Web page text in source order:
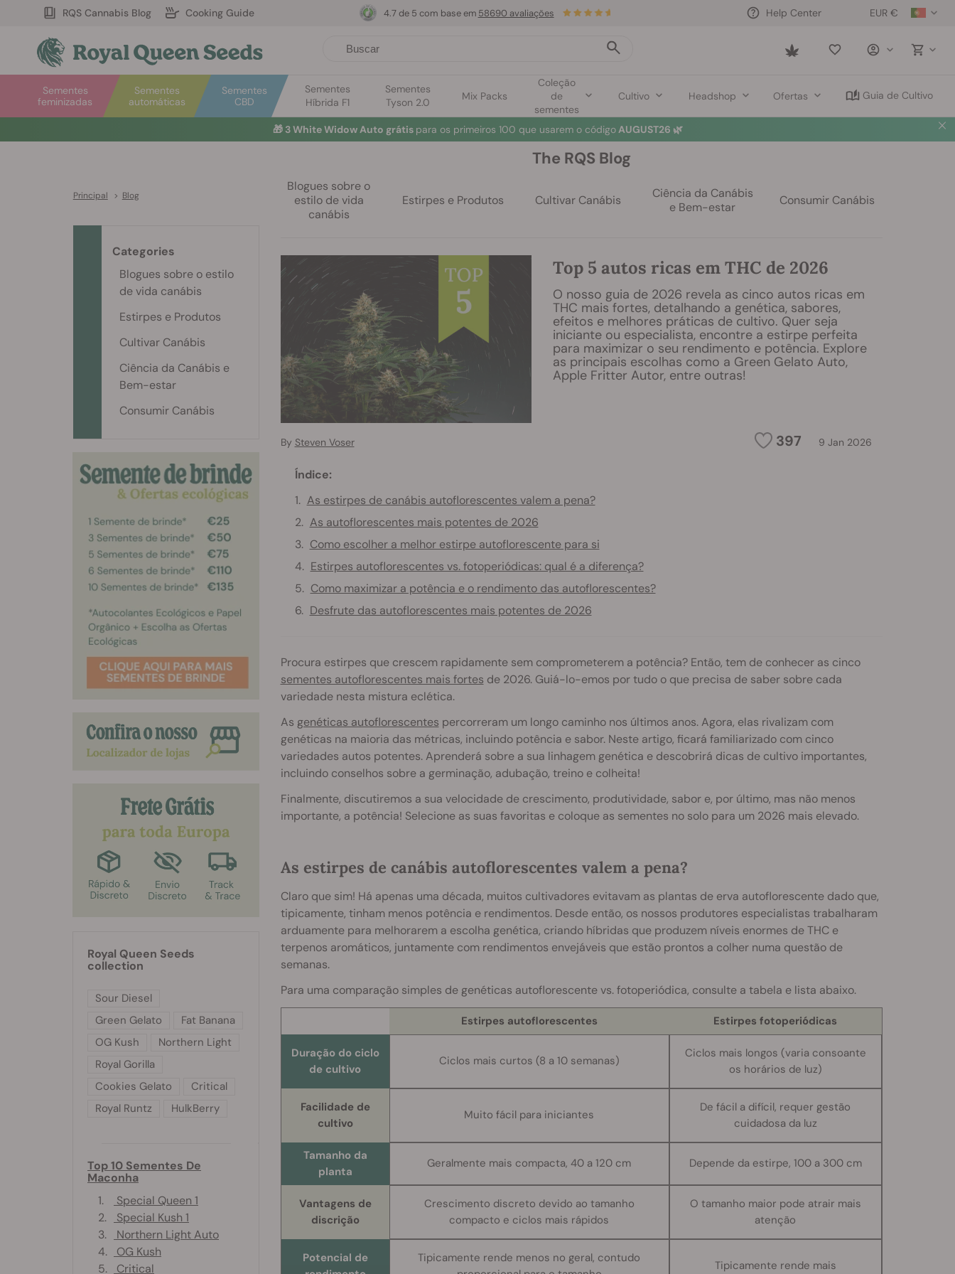
RQS Cannabis Blog Cooking Guide EUR €
Help Center
Saved
Sementes
automáticas
Sementes
feminizadas
Sementes
CBD
Sementes
Híbrida F1
Sementes
Tyson 2.0
Mix Packs
Coleção
de
sementes
Cultivo Headshop Ofertas Guia de Cultivo
4.7 de 5 com base em 58690 avaliações
🎁 3 White Widow Auto grátis para os primeiros 100 que usarem o códigoAUGUST26 🌿
Principal > Blog
The RQS Blog
Blogues sobre o
estilo de vida
canábis
Estirpes e Produtos Cultivar Canábis
Ciência da Canábis
e Bem-estar
Consumir Canábis
Top 5 autos ricas em THC de 2026
O nosso guia de 2026 revela as cinco autos ricas em
THC mais fortes, detalhando a genética, sabores,
efeitos e melhores práticas de cultivo. Quer seja
iniciante ou especialista, encontre a estirpe perfeita
para maximizar o seu rendimento e potência. Explore
as principais escolhas como a Green Gelato Auto,
Apple Fritter Autor, entre outras!
397 9 Jan 2026
By Steven Voser
Índice:
As estirpes de canábis autoflorescentes valem a pena?
As autoflorescentes mais potentes de 2026
Como escolher a melhor estirpe autoflorescente para si
Estirpes autoflorescentes vs. fotoperiódicas: qual é a diferença?
Como maximizar a potência e o rendimento das autoflorescentes?
Desfrute das autoflorescentes mais potentes de 2026
Procura estirpes que crescem rapidamente sem comprometerem a potência? Então, tem de conhecer as cinco
sementes autoflorescentes mais fortes de 2026. Guiá-lo-emos por tudo o que precisa de saber sobre cada
variedade nesta mistura eclética.
As genéticas autoflorescentes percorreram um longo caminho nos últimos anos. Agora, elas rivalizam com
genéticas na maioria das métricas, incluindo potência e sabor. Neste artigo, ficará familiarizado com cinco
variedades autos potentes. Aprenderá sobre a sua linhagem genética e descobrirá dicas de cultivo importantes,
incluindo conselhos sobre a germinação, adubação, treino e colheita!
Finalmente, discutiremos a sua velocidade de crescimento, produtividade, sabor e, por último, mas não menos
importante, a potência! Selecione as suas favoritas e coloque as sementes no solo para um 2026 mais elevado.
As estirpes de canábis autoflorescentes valem a pena?
Claro que sim! Há apenas uma década, muitos cultivadores evitavam as plantas de erva autoflorescente dado que,
tipicamente, tinham menos potência e rendimentos. Desde então, os nossos produtores especialistas trabalharam
arduamente para melhorarem a escolha genética, criando híbridas que produzem níveis enormes de THC e
terpenos aromáticos, juntamente com rendimentos envejáveis que estão prontos a colher numa questão de
semanas.
Para uma comparação simples de genéticas autoflorescente vs. fotoperiódica, consulte a tabela e lista abaixo.
Estirpes autoflorescentes Estirpes fotoperiódicas
Duração do ciclo
de cultivo
Ciclos mais curtos (8 a 10 semanas)
Ciclos mais longos (varia consoante
os horários de luz)
Facilidade de
cultivo
Muito fácil para iniciantes
De fácil a difícil, requer gestão
cuidadosa da luz
Tamanho da
planta
Geralmente mais compacta, 40 a 120 cm Depende da estirpe, 100 a 300 cm
Vantagens de
discrição
Crescimento discreto devido ao tamanho
compacto e ciclos mais rápidos
O tamanho maior pode atrair mais
atenção
Potencial de
Tipicamente rende menos no geral, contudo
Tipicamente rende mais
Categories
Blogues sobre o estilo
de vida canábis
Estirpes e Produtos
Cultivar Canábis
Ciência da Canábis e
Bem-estar
Consumir Canábis
Royal Queen Seeds
collection
Sour Diesel
Green Gelato
Fat Banana
OG Kush
Northern Light
Royal Gorilla
Cookies Gelato
Critical
Royal Runtz
HulkBerry
Top 10 Sementes De
Maconha
1.
Special Queen 1
2.
Special Kush 1
3.
Northern Light Auto
4.
OG Kush
5.
Critical